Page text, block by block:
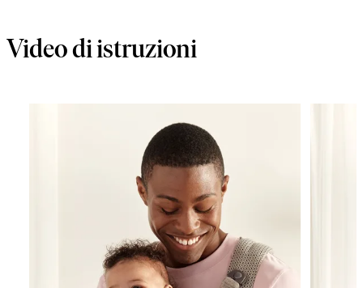
Video di istruzioni